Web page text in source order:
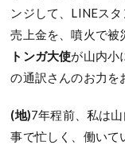
ンジして、LINEス
売上金を、噴火で被
トンガ大使が山内小
の通訳さんのお力を
(地)7年程前、私は
事で忙しく、働いて